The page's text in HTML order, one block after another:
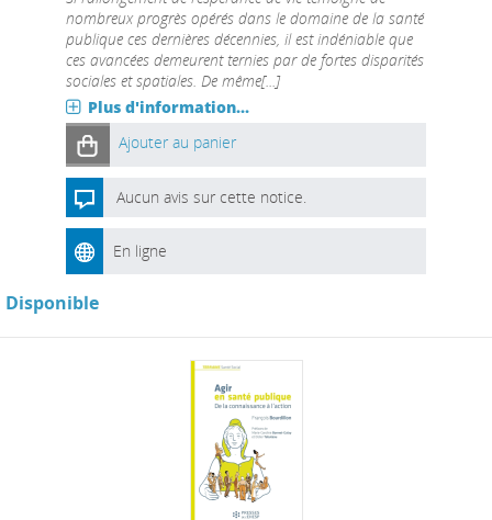
nombreux progrès opérés dans le domaine de la santé
publique ces dernières décennies, il est indéniable que
ces avancées demeurent ternies par de fortes disparités
sociales et spatiales. De même[...]
Plus d'information...
Ajouter au panier
Aucun avis sur cette notice.
En ligne
Disponible